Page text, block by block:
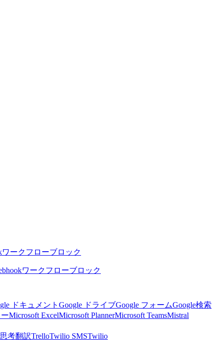
ワークフローブロック
ワークフローブロック
ドキュメント Google ドライブGoogle フォームGoogle検索
Microsoft ExcelMicrosoft PlannerMicrosoft TeamsMistral
思考翻訳TrelloTwilio SMSTwilio